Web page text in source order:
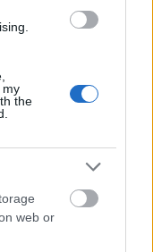
my
the
web or
gutten som
stod 2.års
fine takter
helg, og
bedre på formen
han også
i seongen.
unge løpere
på fri teknikk. Vi